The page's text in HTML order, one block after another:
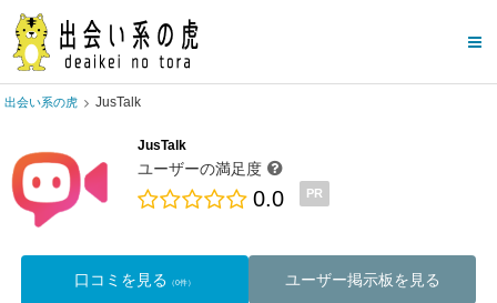
出会い系の虎 JusTalk
JusTalk
ユーザーの満足度
0.0 PR
口コミを見る （0件） ユーザー掲示板を見る